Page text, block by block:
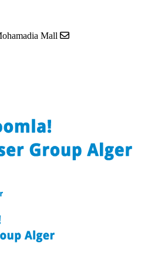
Mall